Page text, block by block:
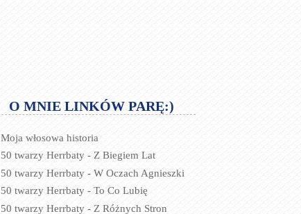
O MNIE LINKÓW PARĘ:)
Moja włosowa historia
50 twarzy Herrbaty - Z Biegiem Lat
50 twarzy Herrbaty - W Oczach Agnieszki
50 twarzy Herrbaty - To Co Lubię
50 twarzy Herrbaty - Z Różnych Stron